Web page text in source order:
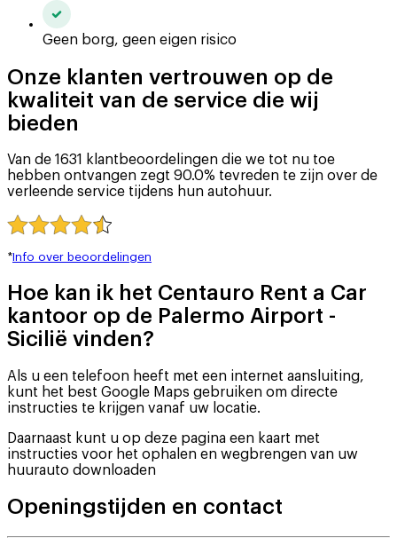
Geen borg, geen eigen risico
Onze klanten vertrouwen op de
kwaliteit van de service die wij
bieden
Van de 1631 klantbeoordelingen die we tot nu toe
hebben ontvangen zegt 90.0% tevreden te zijn over de
verleende service tijdens hun autohuur.
*Info over beoordelingen
Hoe kan ik het Centauro Rent a Car
kantoor op de Palermo Airport -
Sicilië vinden?
Als u een telefoon heeft met een internet aansluiting,
kunt het best Google Maps gebruiken om directe
instructies te krijgen vanaf uw locatie.
Daarnaast kunt u op deze pagina een kaart met
instructies voor het ophalen en wegbrengen van uw
huurauto downloaden
Openingstijden en contact